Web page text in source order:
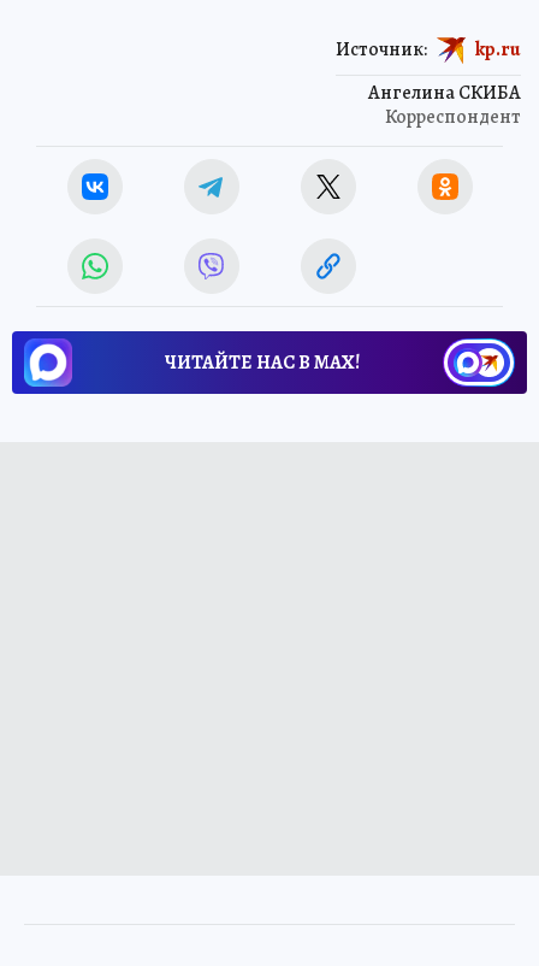
Ангелина СКИБА
Корреспондент
Источник: kp.ru
ЧИТАЙТЕ НАС В МАХ!